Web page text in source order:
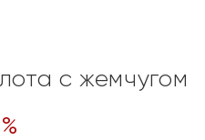
с жемчугом
%